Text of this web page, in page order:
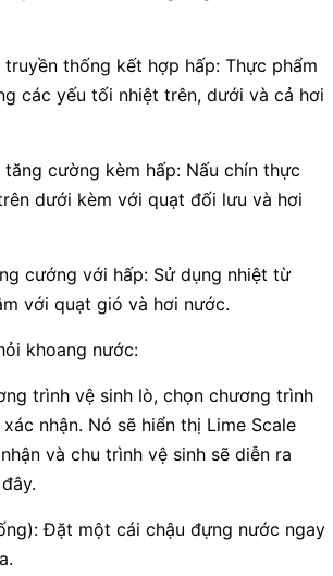
thống kết hợp hấp: Thực phẩm
các yếu tối nhiệt trên, dưới và cả hơi
cường kèm hấp: Nấu chín thực
dưới kèm với quạt đối lưu và hơi
cướng với hấp: Sử dụng nhiệt từ
với quạt gió và hơi nước.
khoang nước:
trình vệ sinh lò, chọn chương trình
nhận. Nó sẽ hiển thị Lime Scale
và chu trình vệ sinh sẽ diễn ra
Đặt một cái chậu đựng nước ngay